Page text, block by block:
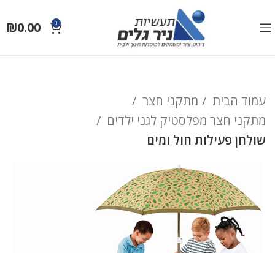
0
₪0.00
עמוד הבית
מתקני חצר
מתקני חצר מפלסטיק לגני ילדים
שולחן פעילות חול ומים